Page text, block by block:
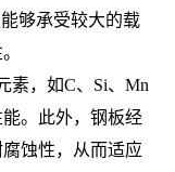
够承受较大的载
，如C、Si、Mn
。此外，钢板经
蚀性，从而适应